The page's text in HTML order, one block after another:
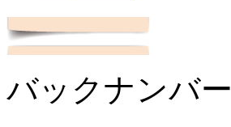
バックナンバー